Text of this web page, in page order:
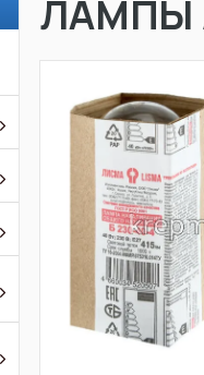
ЛАМПЫ /